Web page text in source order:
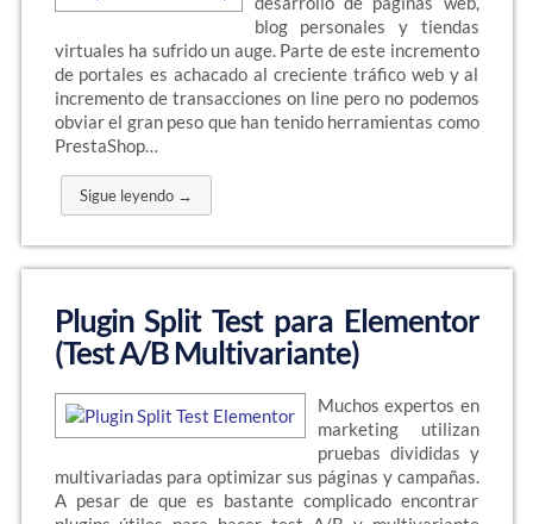
blog personales y tiendas
virtuales ha sufrido un auge. Parte de este incremento
de portales es achacado al creciente tráfico web y al
incremento de transacciones on line pero no podemos
obviar el gran peso que han tenido herramientas como
PrestaShop…
Sigue leyendo →
Plugin Split Test para Elementor
(Test A/B Multivariante)
Muchos expertos en
marketing utilizan
pruebas divididas y
multivariadas para optimizar sus páginas y campañas.
A pesar de que es bastante complicado encontrar